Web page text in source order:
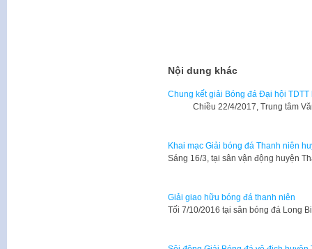
Nội dung khác
Chung kết giải Bóng đá Đại hội
Chiều 22/4/2017, Trung tâm Văn
Khai mạc Giải bóng đá Thanh niên
Sáng 16/3, tại sân vận động huyện
Giải giao hữu bóng đá thanh niên
Tối 7/10/2016 tại sân bóng đá Long